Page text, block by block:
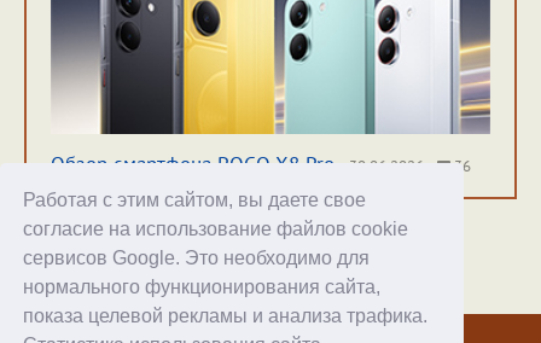
Работая с этим сайтом, вы даете свое
согласие на использование файлов cookie
сервисов Google. Это необходимо для
нормального функционирования сайта,
показа целевой рекламы и анализа трафика.
Обзор смартфона POCO X8 Pro 30.06.2026 36
Хостинг